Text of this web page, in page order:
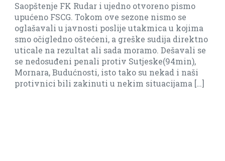
Rudar i ujedno otvoreno pismo
Tokom ove sezone nismo se
poslije utakmica u kojima
oštećeni, a greške sudija direktno
ali sada moramo. Dešavali se
penali protiv Sutjeske(94min),
isto tako su nekad i naši
zakinuti u nekim situacijama […]
Imamo
biti realni i